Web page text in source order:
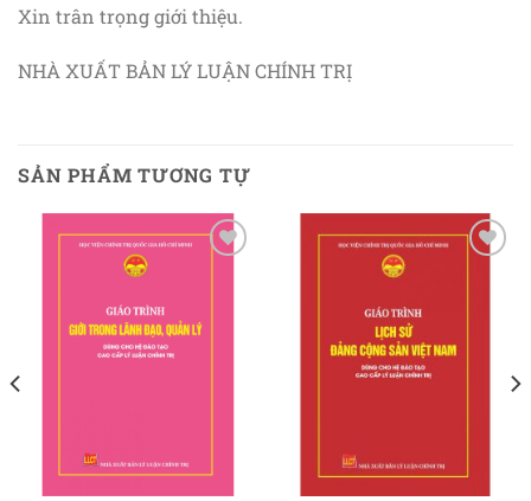
Xin trân trọng giới thiệu.
NHÀ XUẤT BẢN LÝ LUẬN CHÍNH TRỊ
SẢN PHẨM TƯƠNG TỰ